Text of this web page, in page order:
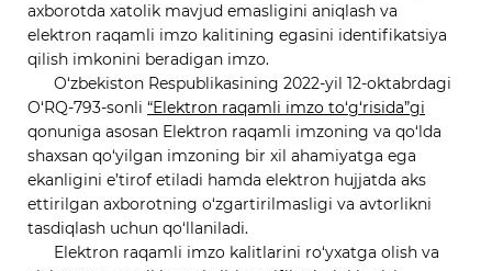
axborotda xatolik mavjud emasligini aniqlash va
elektron raqamli imzo kalitining egasini identifikatsiya
qilish imkonini beradigan imzo.
O‘zbekiston Respublikasining 2022-yil 12-oktabrdagi
O‘RQ-793-sonli “Elektron raqamli imzo to‘g‘risida”gi
qonuniga asosan Elektron raqamli imzoning va qo‘lda
shaxsan qo‘yilgan imzoning bir xil ahamiyatga ega
ekanligini e’tirof etiladi hamda elektron hujjatda aks
ettirilgan axborotning o‘zgartirilmasligi va avtorlikni
tasdiqlash uchun qo‘llaniladi.
Elektron raqamli imzo kalitlarini ro‘yxatga olish va